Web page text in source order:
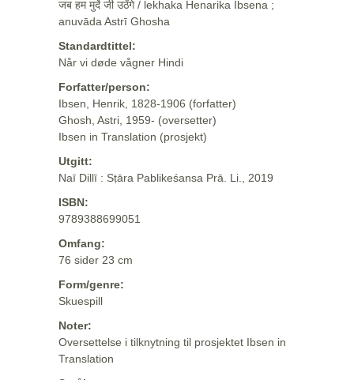
जब हम मुर्दे जी उठेंगे / lekhaka Henarika Ibsena ;
anuvāda Astrī Ghosha
Standardtittel:
Når vi døde vågner Hindi
Forfatter/person:
Ibsen, Henrik, 1828-1906 (forfatter)
Ghosh, Astri, 1959- (oversetter)
Ibsen in Translation (prosjekt)
Utgitt:
Naī Dillī : Sṭāra Pablikeśansa Prā. Li., 2019
ISBN:
9789388699051
Omfang:
76 sider 23 cm
Form/genre:
Skuespill
Noter:
Oversettelse i tilknytning til prosjektet Ibsen in
Translation